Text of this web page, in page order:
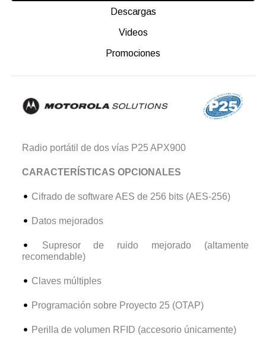
Descargas
Videos
Promociones
Radio portátil de dos vías P25 APX900
CARACTERÍSTICAS OPCIONALES
Cifrado de software AES de 256 bits (AES-256)
Datos mejorados
Supresor de ruido mejorado (altamente
recomendable)
Claves múltiples
Programación sobre Proyecto 25 (OTAP)
Perilla de volumen RFID (accesorio únicamente)